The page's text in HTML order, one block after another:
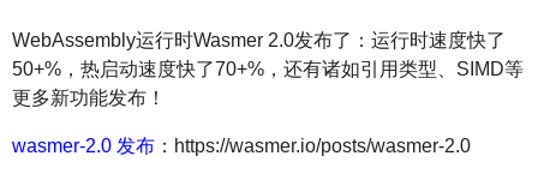
WebAssembly运行时Wasmer 2.0发布了：运行时速度快了
50+%，热启动速度快了70+%，还有诸如引用类型、SIMD等
更多新功能发布！
wasmer-2.0 发布 ：https://wasmer.io/posts/wasmer-2.0